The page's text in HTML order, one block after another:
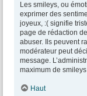
Les smileys, ou
exprimer des
joyeux, :( signifie
page de rédaction
abuser. Ils peuvent
modérateur peut
message.
maximum de
Haut